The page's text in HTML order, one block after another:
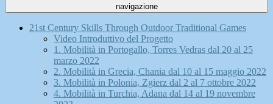
navigazione
21st Century Skills Through Outdoor Traditional Games
Video Introduttivo del Progetto
1. Mobilità in Portogallo, Torres Vedras dal 20 al 25
marzo 2022
2. Mobilità in Grecia, Chania dal 10 al 15 maggio 2022
3. Mobilità in Polonia, Zgierz dal 2 al 7 ottobre 2022
4. Mobilità in Turchia, Adana dal 14 al 19 novembre